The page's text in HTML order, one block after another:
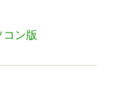
コン版